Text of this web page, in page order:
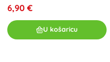
6,90 €
U košaricu